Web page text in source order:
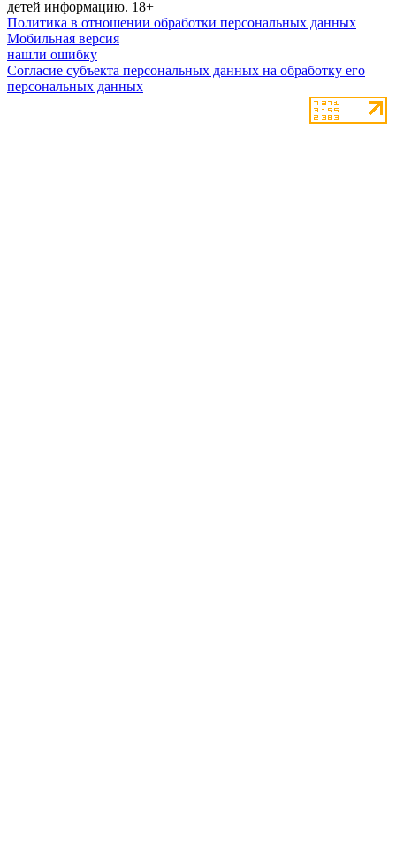
детей информацию. 18+
Политика в отношении обработки персональных данных
Мобильная версия
нашли ошибку
Согласие субъекта персональных данных на обработку его
персональных данных